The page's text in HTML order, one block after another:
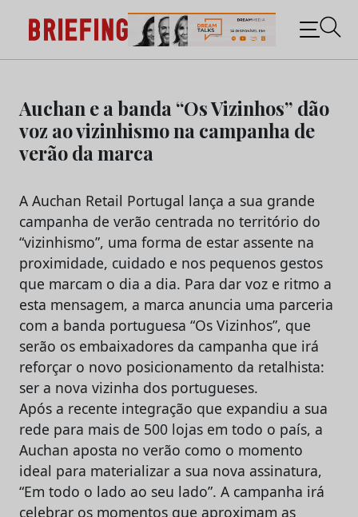
content
Briefing: Todas as notícias sobre os negócios do
Marketing e da Publicidade
Auchan e a banda “Os Vizinhos” dão
voz ao vizinhismo na campanha de
verão da marca
A Auchan Retail Portugal lança a sua grande
campanha de verão centrada no território do
“vizinhismo”, uma forma de estar assente na
proximidade, cuidado e nos pequenos gestos
que marcam o dia a dia. Para dar voz e ritmo a
esta mensagem, a marca anuncia uma parceria
com a banda portuguesa “Os Vizinhos”, que
serão os embaixadores da campanha que irá
reforçar o novo posicionamento da retalhista:
ser a nova vizinha dos portugueses.
Após a recente integração que expandiu a sua
rede para mais de 500 lojas em todo o país, a
Auchan aposta no verão como o momento
ideal para materializar a sua nova assinatura,
“Em todo o lado ao seu lado”. A campanha irá
celebrar os momentos que aproximam as